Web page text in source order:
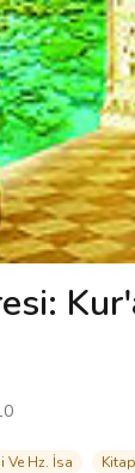
Ve Hz. İsa